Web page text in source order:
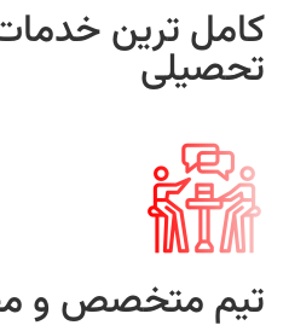
کامل ترین
تحصیلی
تیم متخصص و